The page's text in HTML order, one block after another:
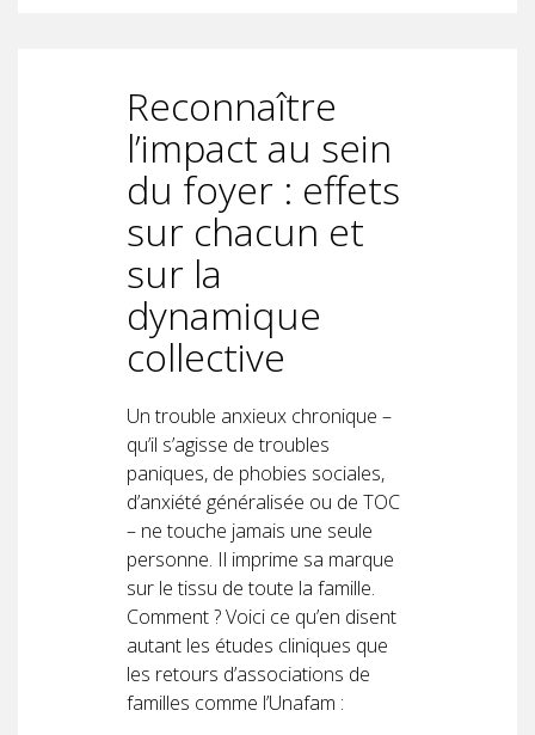
Reconnaître
l’impact au sein
du foyer : effets
sur chacun et
sur la
dynamique
collective
Un trouble anxieux chronique –
qu’il s’agisse de troubles
paniques, de phobies sociales,
d’anxiété généralisée ou de TOC
– ne touche jamais une seule
personne. Il imprime sa marque
sur le tissu de toute la famille.
Comment ? Voici ce qu’en disent
autant les études cliniques que
les retours d’associations de
familles comme l’Unafam :